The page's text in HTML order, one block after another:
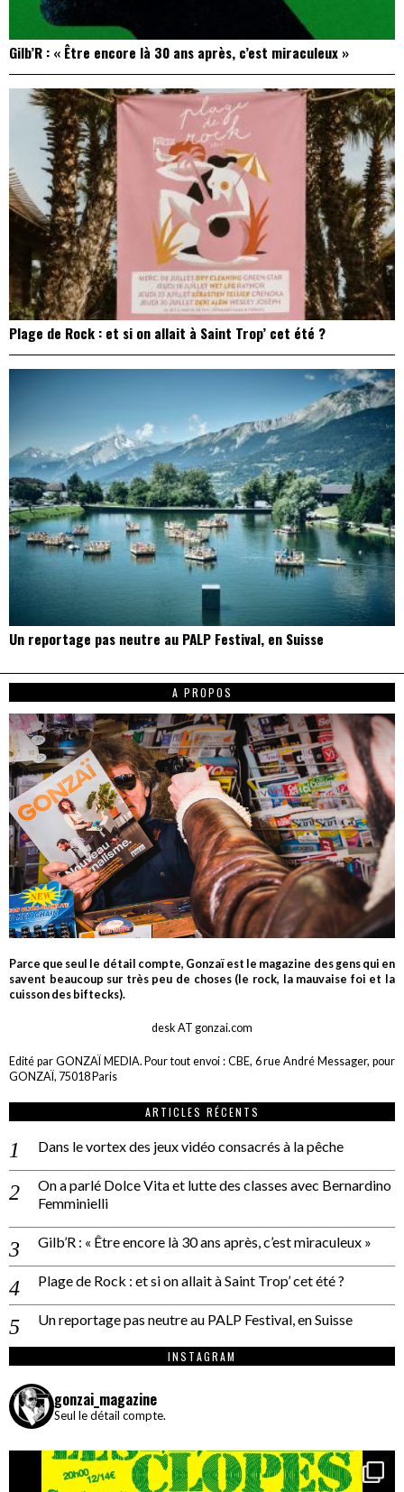
Gilb’R : « Être encore là 30 ans après, c’est miraculeux »
Plage de Rock : et si on allait à Saint Trop’ cet été ?
Un reportage pas neutre au PALP Festival, en Suisse
A PROPOS
Parce que seul le détail compte, Gonzaï est le magazine des gens qui en
savent beaucoup sur très peu de choses (le rock, la mauvaise foi et la
cuisson des biftecks).
desk AT gonzai.com
Edité par GONZAÏ MEDIA. Pour tout envoi : CBE, 6 rue André Messager, pour
GONZAÏ, 75018 Paris
ARTICLES RÉCENTS
Dans le vortex des jeux vidéo consacrés à la pêche
On a parlé Dolce Vita et lutte des classes avec Bernardino
Femminielli
Gilb’R : « Être encore là 30 ans après, c’est miraculeux »
Plage de Rock : et si on allait à Saint Trop’ cet été ?
Un reportage pas neutre au PALP Festival, en Suisse
INSTAGRAM
gonzai_magazine
Seul le détail compte.